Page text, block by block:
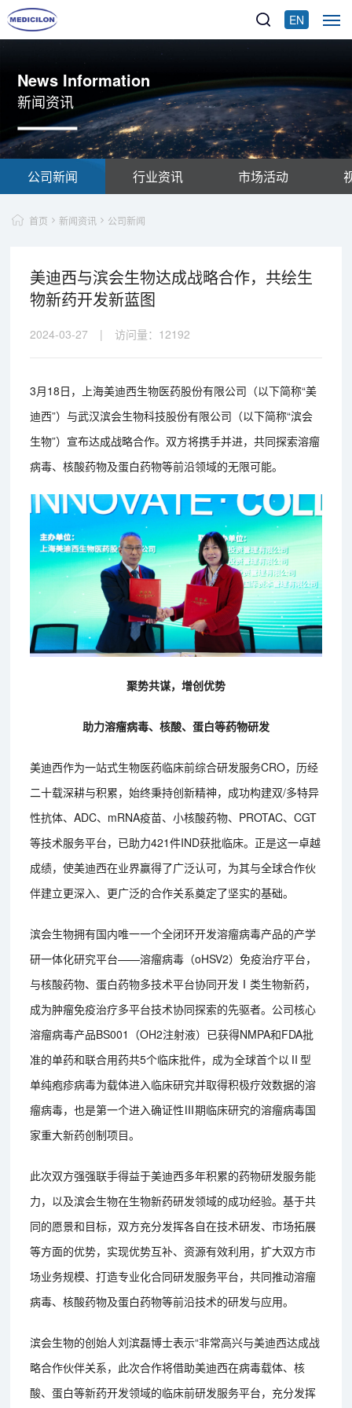
EN
News Information
新闻资讯
公司新闻 行业资讯 市场活动
首页 新闻资讯 公司新闻
美迪西与滨会生物达成战略合作，共绘生
物新药开发新蓝图
2024-03-27 | 访问量： 12192
3月18日，上海美迪西生物医药股份有限公司（以下简称“美
迪西”）与武汉滨会生物科技股份有限公司（以下简称“滨会
生物”）宣布达成战略合作。双方将携手并进，共同探索溶瘤
病毒、核酸药物及蛋白药物等前沿领域的无限可能。
聚势共谋，增创优势
助力溶瘤病毒、核酸、蛋白等药物研发
美迪西作为一站式生物医药临床前综合研发服务CRO，历经
二十载深耕与积累，始终秉持创新精神，成功构建双/多特异
性抗体、ADC、mRNA疫苗、小核酸药物、PROTAC、CGT
等技术服务平台，已助力421件IND获批临床。正是这一卓越
成绩，使美迪西在业界赢得了广泛认可，为其与全球合作伙
伴建立更深入、更广泛的合作关系奠定了坚实的基础。
滨会生物拥有国内唯一一个全闭环开发溶瘤病毒产品的产学
研一体化研究平台——溶瘤病毒（oHSV2）免疫治疗平台，
与核酸药物、蛋白药物多技术平台协同开发Ⅰ类生物新药，
成为肿瘤免疫治疗多平台技术协同探索的先驱者。公司核心
溶瘤病毒产品BS001（OH2注射液）已获得NMPA和FDA批
准的单药和联合用药共5个临床批件，成为全球首个以Ⅱ型
单纯疱疹病毒为载体进入临床研究并取得积极疗效数据的溶
瘤病毒，也是第一个进入确证性Ⅲ期临床研究的溶瘤病毒国
家重大新药创制项目。
此次双方强强联手得益于美迪西多年积累的药物研发服务能
力，以及滨会生物在生物新药研发领域的成功经验。基于共
同的愿景和目标，双方充分发挥各自在技术研发、市场拓展
等方面的优势，实现优势互补、资源有效利用，扩大双方市
场业务规模、打造专业化合同研发服务平台，共同推动溶瘤
病毒、核酸药物及蛋白药物等前沿技术的研发与应用。
滨会生物的创始人刘滨磊博士表示“非常高兴与美迪西达成战
略合作伙伴关系，此次合作将借助美迪西在病毒载体、核
酸、蛋白等新药开发领域的临床前研发服务平台，充分发挥